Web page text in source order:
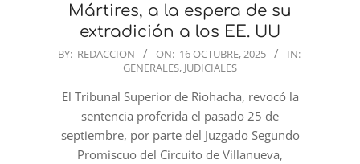
Mártires, a la espera de su
extradición a los EE. UU
2025-
BY: REDACCION ON: 16 OCTUBRE, 2025
IN:
GENERALES, JUDICIALES
El Tribunal Superior de Riohacha, revocó la
sentencia proferida el pasado 25 de
septiembre, por parte del Juzgado Segundo
Promiscuo del Circuito de Villanueva,